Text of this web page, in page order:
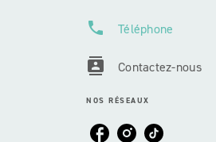
phone Téléphone
contacts Contactez-nous
NOS RÉSEAUX